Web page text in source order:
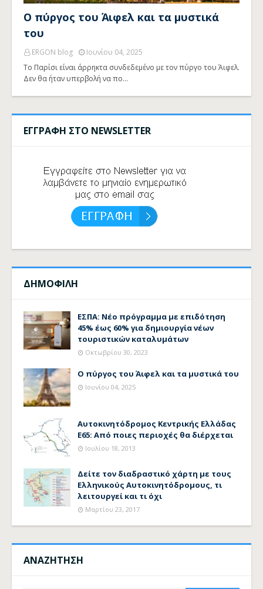
Ο πύργος του Άιφελ και τα μυστικά
του
ERGON blog
Ιουνίου 04, 2025
Το Παρίσι είναι άρρηκτα συνδεδεμένο με τον πύργο του Άιφελ.
Δεν θα ήταν υπερβολή να πο…
ΕΓΓΡΑΦΗ ΣΤΟ NEWSLETTER
ΔΗΜΟΦΙΛΗ
ΕΣΠΑ: Νέο πρόγραμμα με επιδότηση
45% έως 60% για δημιουργία νέων
τουριστικών καταλυμάτων
Οκτωβρίου 30, 2023
Ο πύργος του Άιφελ και τα μυστικά του
Ιουνίου 04, 2025
Αυτοκινητόδρομος Κεντρικής Ελλάδας
Ε65: Από ποιες περιοχές θα διέρχεται
Ιουλίου 18, 2013
Δείτε τον διαδραστικό χάρτη με τους
Ελληνικούς Αυτοκινητόδρομους, τι
λειτουργεί και τι όχι
Μαρτίου 23, 2017
ΑΝΑΖΗΤΗΣΗ